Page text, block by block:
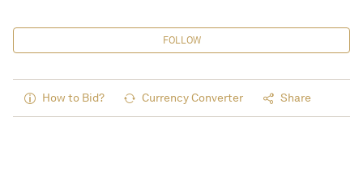
FOLLOW
How to Bid? Currency Converter Share